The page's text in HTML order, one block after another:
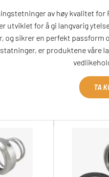
av høy kvalitet for
utviklet for å gi langvarig
og sikrer en perfekt
er produktene våre
TA